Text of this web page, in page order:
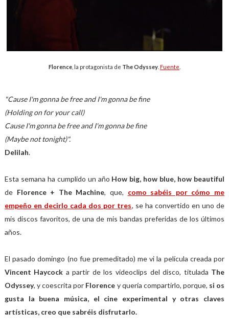
Florence, la protagonista de The Odyssey. Fuente
"Cause I'm gonna be free and I'm gonna be fine
(Holding on for your call)
Cause I'm gonna be free and I'm gonna be fine
(Maybe not tonight)".
Delilah.
Esta semana ha cumplido un año How big, how blue, how beautiful
de Florence + The Machine, que, como sabéis por cómo me
empeño en decirlo cada dos por tres, se ha convertido en uno de
mis discos favoritos, de una de mis bandas preferidas de los últimos
años.
El pasado domingo (no fue premeditado) me vi la película creada por
Vincent Haycock a partir de los videoclips del disco, titulada The
Odyssey, y coescrita por Florence y quería compartirlo, porque, si os
gusta la buena música, el cine experimental y otras claves
artísticas, creo que sabréis disfrutarlo.